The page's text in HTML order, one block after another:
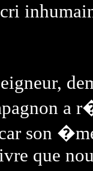
a
son
que